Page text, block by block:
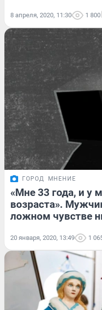
8 апреля, 2020, 11:30 1 800
ГОРОД МНЕНИЕ
«Мне 33 года, и у
возраста».
ложном чувстве
20 января, 2020, 13:49 1